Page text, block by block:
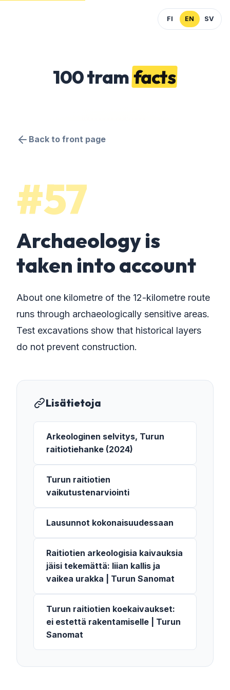
FI EN SV
100 tramfacts
Back to front page
#57
Archaeology is
taken into account
About one kilometre of the 12-kilometre route
runs through archaeologically sensitive areas.
Test excavations show that historical layers
do not prevent construction.
Lisätietoja
Arkeologinen selvitys, Turun
raitiotiehanke (2024)
Turun raitiotien
vaikutustenarviointi
Lausunnot kokonaisuudessaan
Raitiotien arkeologisia kaivauksia
jäisi tekemättä: liian kallis ja
vaikea urakka | Turun Sanomat
Turun raitiotien koekaivaukset:
ei estettä rakentamiselle | Turun
Sanomat